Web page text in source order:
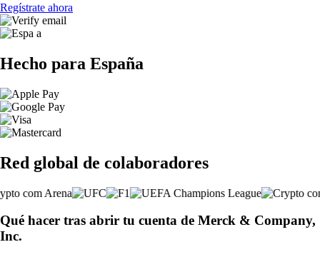
Regístrate ahora
Hecho para España
Red global de colaboradores
Qué hacer tras abrir tu cuenta de Merck & Company,
Inc.